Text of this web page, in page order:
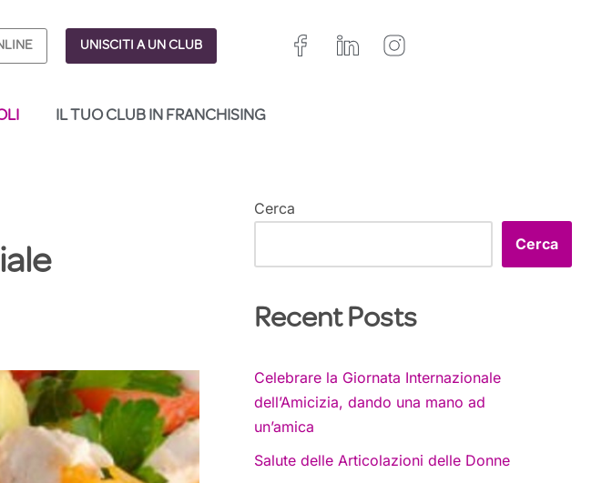
UNISCITI A UN CLUB
IL TUO CLUB IN FRANCHISING
Cerca
Cerca
Recent Posts
Celebrare la Giornata Internazionale
dell’Amicizia, dando una mano ad
un’amica
Salute delle Articolazioni delle Donne